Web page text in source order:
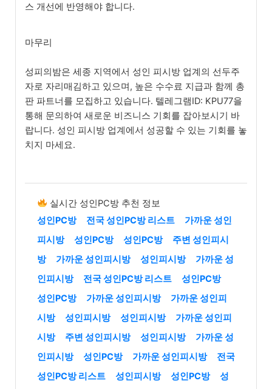
스 개선에 반영해야 합니다.
마무리
성피의밤은 세종 지역에서 성인 피시방 업계의 선두주
자로 자리매김하고 있으며, 높은 수수료 지급과 함께 총
판 파트너를 모집하고 있습니다. 텔레그램ID: KPU77을
통해 문의하여 새로운 비즈니스 기회를 잡아보시기 바
랍니다. 성인 피시방 업계에서 성공할 수 있는 기회를 놓
치지 마세요.
실시간 성인PC방 추천 정보
성인PC방
전국 성인PC방 리스트
가까운 성인
피시방
성인PC방 성인PC방
주변 성인피시
방
가까운 성인피시방 성인피시방
가까운 성
인피시방
전국 성인PC방 리스트
성인PC방
성인PC방
가까운 성인피시방
가까운 성인피
시방
성인피시방 성인피시방
가까운 성인피
시방
주변 성인피시방 성인피시방
가까운 성
인피시방
성인PC방 가까운 성인피시방
전국
성인PC방 리스트
성인피시방 성인PC방
성